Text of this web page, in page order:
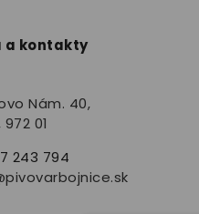
a kontakty
Nám. 40,
972 01
243 794